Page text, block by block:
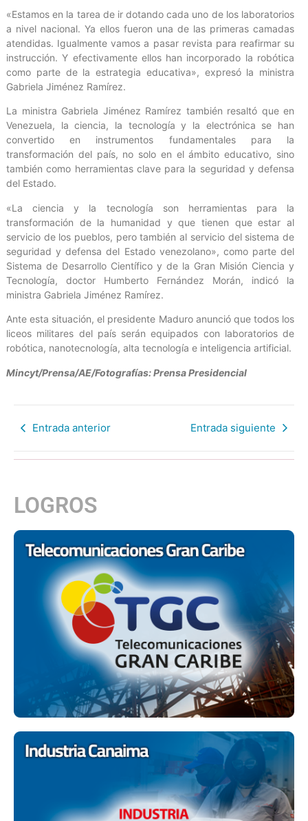
«Estamos en la tarea de ir dotando cada uno de los laboratorios
a nivel nacional. Ya ellos fueron una de las primeras camadas
atendidas. Igualmente vamos a pasar revista para reafirmar su
instrucción. Y efectivamente ellos han incorporado la robótica
como parte de la estrategia educativa», expresó la ministra
Gabriela Jiménez Ramírez.
La ministra Gabriela Jiménez Ramírez también resaltó que en
Venezuela, la ciencia, la tecnología y la electrónica se han
convertido en instrumentos fundamentales para la
transformación del país, no solo en el ámbito educativo, sino
también como herramientas clave para la seguridad y defensa
del Estado.
«La ciencia y la tecnología son herramientas para la
transformación de la humanidad y que tienen que estar al
servicio de los pueblos, pero también al servicio del sistema de
seguridad y defensa del Estado venezolano», como parte del
Sistema de Desarrollo Científico y de la Gran Misión Ciencia y
Tecnología, doctor Humberto Fernández Morán, indicó la
ministra Gabriela Jiménez Ramírez.
Ante esta situación, el presidente Maduro anunció que todos los
liceos militares del país serán equipados con laboratorios de
robótica, nanotecnología, alta tecnología e inteligencia artificial.
Mincyt/Prensa/AE/Fotografías: Prensa Presidencial
Entrada anterior Entrada siguiente
LOGROS